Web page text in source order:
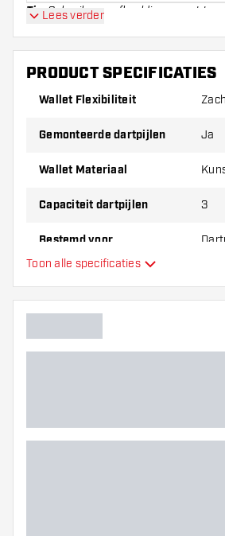
Tip: Gebruik.png afbeeldingen met
Bedrukte wallets kunnen alleen in het
Lees verder
PRODUCT SPECIFICATIES
Wallet Flexibiliteit
Gemonteerde dartpijlen Ja
Wallet Materiaal
Capaciteit dartpijlen 3
Bestemd voor
Toon alle specificaties